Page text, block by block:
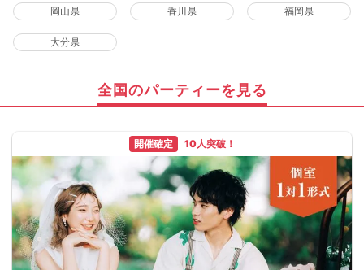
岡山県 香川県 福岡県
大分県
全国のパーティーを見る
開催確定 10人突破！